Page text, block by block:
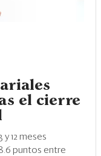
el cierre
12 meses
puntos entre